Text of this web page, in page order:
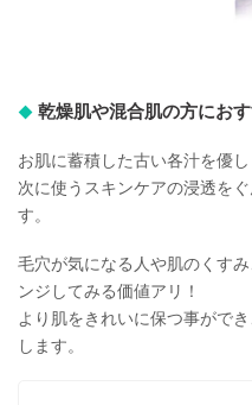
乾燥肌や混合肌の方にお
お肌に蓄積した古い各汁を優
次に使うスキンケアの浸透を
す。
毛穴が気になる人や肌のくす
ンジしてみる価値アリ！
より肌をきれいに保つ事がで
します。